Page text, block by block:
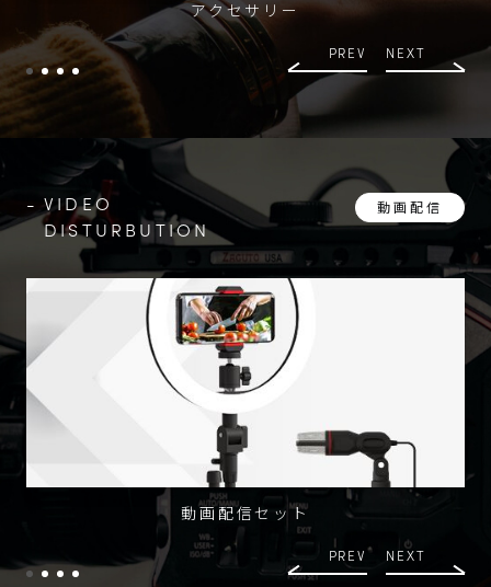
アクセサリー
PREV NEXT
VIDEO
DISTURBUTION
動画配信
動画配信セット
PREV NEXT